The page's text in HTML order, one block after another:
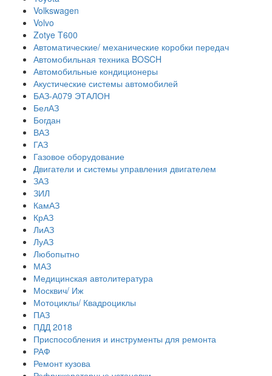
Volkswagen
Volvo
Zotye T600
Автоматические/ механические коробки передач
Автомобильная техника BOSCH
Автомобильные кондиционеры
Акустические системы автомобилей
БАЗ-А079 ЭТАЛОН
БелАЗ
Богдан
ВАЗ
ГАЗ
Газовое оборудование
Двигатели и системы управления двигателем
ЗАЗ
ЗИЛ
КамАЗ
КрАЗ
ЛиАЗ
ЛуАЗ
Любопытно
МАЗ
Медицинская автолитература
Москвич/ Иж
Мотоциклы/ Квадроциклы
ПАЗ
ПДД 2018
Приспособления и инструменты для ремонта
РАФ
Ремонт кузова